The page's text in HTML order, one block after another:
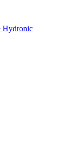
Hydronic